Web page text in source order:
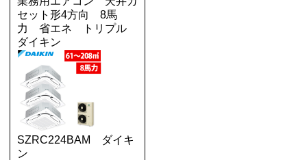
セット形4方向 8馬
力 省エネ トリプル
ダイキン
SZRC224BAM ダイキ
ン